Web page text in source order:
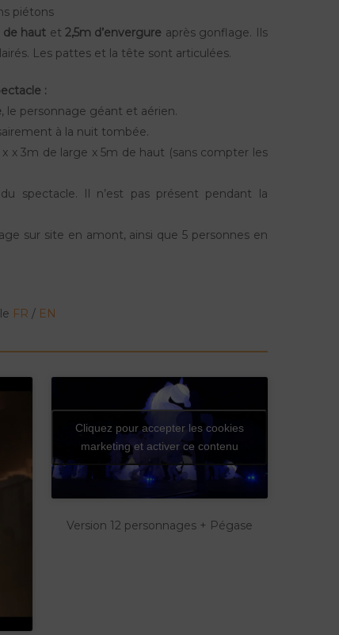
piétons
de haut et2,5m d’envergure après gonflage. Ils
Les pattes et la tête sont articulées.
:
, le personnage géant et aérien.
à la nuit tombée.
x 3m de large x 5m de haut (sans compter les
spectacle. Il n’est pas présent pendant la
sur site en amont, ainsi que 5 personnes en
FR / EN
Cliquez pour accepter les cookies
marketing et activer ce contenu
Version 12 personnages + Pégase